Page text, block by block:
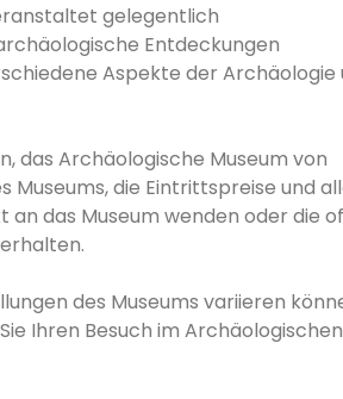
gelegentlich
Entdeckungen
Aspekte der Archäologie
das Archäologische Museum von
Museums, die Eintrittspreise und
an das Museum wenden oder die
des Museums variieren
Ihren Besuch im Archäologischen